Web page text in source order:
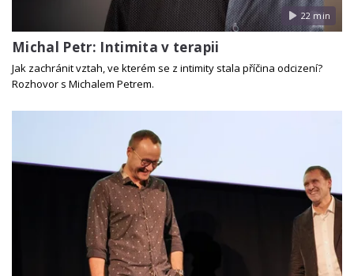
22 min
Michal Petr: Intimita v terapii
Jak zachránit vztah, ve kterém se z intimity stala příčina odcizení?
Rozhovor s Michalem Petrem.